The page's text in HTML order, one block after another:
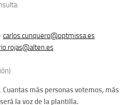
carlos.cunquero@optmissa.es
Cuantas más personas votemos, más
la voz de la plantilla.